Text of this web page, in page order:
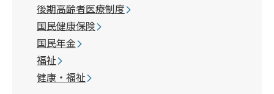
後期高齢者医療制度
国民健康保険
国民年金
福祉
健康・福祉